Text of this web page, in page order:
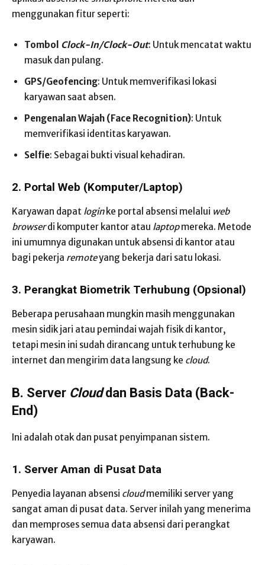
menggunakan fitur seperti:
Tombol Clock-In/Clock-Out: Untuk mencatat waktu
masuk dan pulang.
GPS/Geofencing: Untuk memverifikasi lokasi
karyawan saat absen.
Pengenalan Wajah (Face Recognition): Untuk
memverifikasi identitas karyawan.
Selfie: Sebagai bukti visual kehadiran.
2. Portal Web (Komputer/Laptop)
Karyawan dapat loginke portal absensi melalui web
browserdi komputer kantor atau laptopmereka. Metode
ini umumnya digunakan untuk absensi di kantor atau
bagi pekerja remoteyang bekerja dari satu lokasi.
3. Perangkat Biometrik Terhubung (Opsional)
Beberapa perusahaan mungkin masih menggunakan
mesin sidik jari atau pemindai wajah fisik di kantor,
tetapi mesin ini sudah dirancang untuk terhubung ke
internet dan mengirim data langsung ke cloud.
B. Server Clouddan Basis Data (Back-
End)
Ini adalah otak dan pusat penyimpanan sistem.
1. Server Aman di Pusat Data
Penyedia layanan absensi cloudmemiliki server yang
sangat aman di pusat data. Server inilah yang menerima
dan memproses semua data absensi dari perangkat
karyawan.